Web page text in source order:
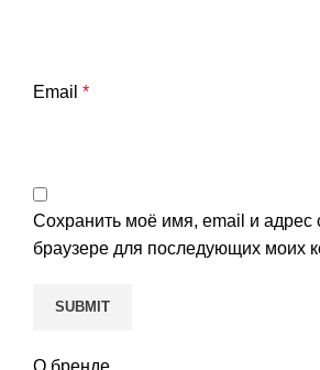
Email *
Сохранить моё имя, email и адрес
браузере для последующих моих
О бренде